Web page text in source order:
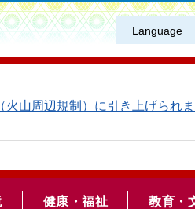
Language
山周辺規制）に引き上げられ
健康・福祉 教育・